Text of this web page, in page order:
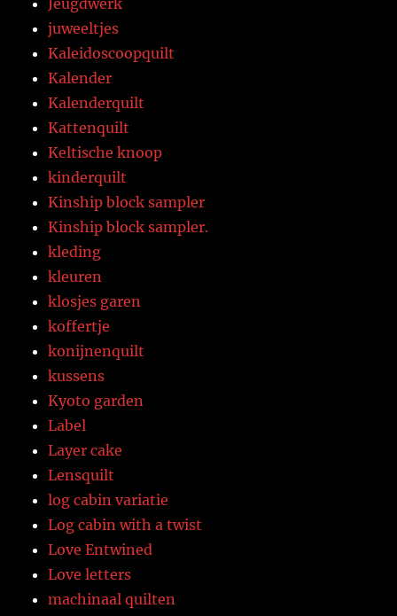
Jeugdwerk
juweeltjes
Kaleidoscoopquilt
Kalender
Kalenderquilt
Kattenquilt
Keltische knoop
kinderquilt
Kinship block sampler
Kinship block sampler.
kleding
kleuren
klosjes garen
koffertje
konijnenquilt
kussens
Kyoto garden
Label
Layer cake
Lensquilt
log cabin variatie
Log cabin with a twist
Love Entwined
Love letters
machinaal quilten